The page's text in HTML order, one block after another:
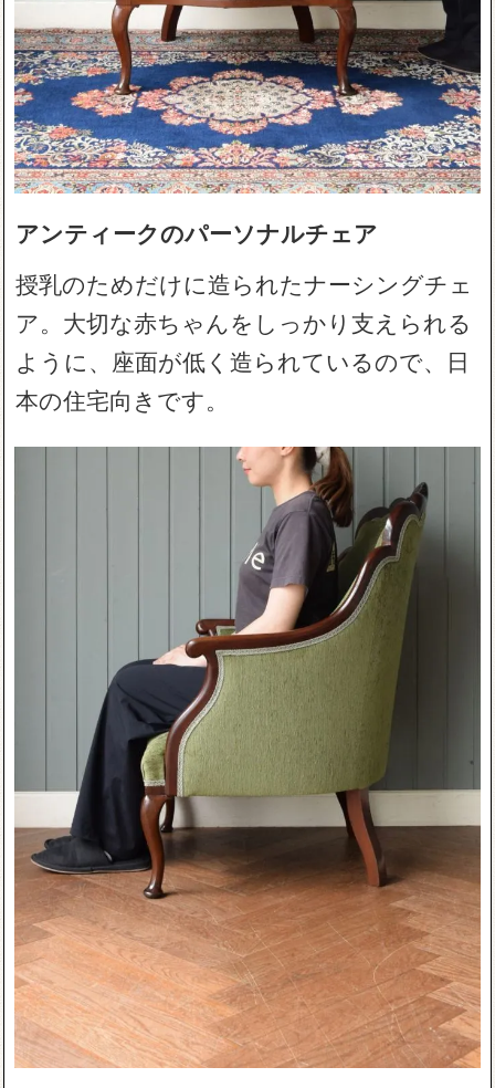
アンティークのパーソナルチェア
授乳のためだけに造られたナーシングチェ
ア。大切な赤ちゃんをしっかり支えられる
ように、座面が低く造られているので、日
本の住宅向きです。